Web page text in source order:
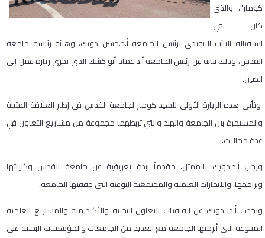
كومار"، والذي
كان في
استقباله النائب التنفيذي لرئيس الجامعة أ.د.حسن دويك، وهيئة رئاسة جامعة
القدس، وذلك نيابة عن رئيس الجامعة أ.د.عماد أبو كشك الذي يجري زيارة عمل إلى
الصين.
وتأتي هذه الزيارة الأولى للسيد كومار لجامعة القدس في إطار العلاقة المتينة
والمستمرة بين الجامعة والهند والتي تربطهما مجموعة من مشاريع التعاون في
عدة مجالات.
ورحب أ.د.دويك بالممثل، مقدماً نبذة تعريفية عن جامعة القدس وكلياتها
وبرامجها، والانجازات العلمية والمجتمعية النوعية التي حققتها الجامعة.
وتحدث أ.د. دويك عن اتفاقيات التعاون البحثية والأكاديمية والمشاريع العلمية
المتنوعة التي أبرمتها الجامعة مع العديد من الجامعات والمؤسسات البحثية على